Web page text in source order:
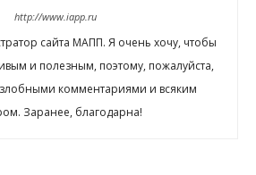
http://www.iapp.ru
сайта МАПП. Я очень хочу, чтобы
и полезным, поэтому, пожалуйста,
комментариями и всяким
Заранее, благодарна!